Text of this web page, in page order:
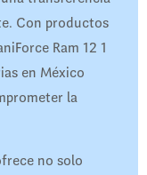
Con productos
Ram 12 1
en México
la
no solo